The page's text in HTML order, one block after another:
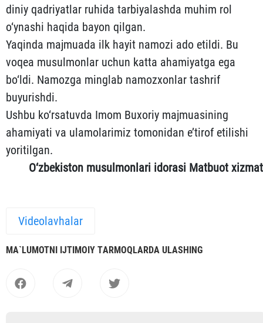
diniy qadriyatlar ruhida tarbiyalashda muhim rol
o‘ynashi haqida bayon qilgan.
Yaqinda majmuada ilk hayit namozi ado etildi. Bu
voqea musulmonlar uchun katta ahamiyatga ega
bo‘ldi. Namozga minglab namozxonlar tashrif
buyurishdi.
Ushbu ko‘rsatuvda Imom Buxoriy majmuasining
ahamiyati va ulamolarimiz tomonidan e’tirof etilishi
yoritilgan.
O‘zbekiston musulmonlari idorasi Matbuot
Videolavhalar
MА`LUMOTNI IJTIMOIY TАRMOQLАRDА ULАSHING